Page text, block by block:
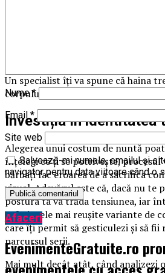
Pe de altă parte, când cauți
uita doar la culoare. Privește cum
Dacă observi cute orizontale sau
ceafă, înseamnă că acea piesă nu
Un specialist îți va spune că haina
corpului, nu să încerce să o
Investiția în identitatea
Alegerea unui costum de nuntă
înțelegi ce ți se potrivește, procesul
bărbați fac eroarea de a sacrifica
vizual. Adevărul este că, dacă nu te
postura ta va trăda tensiunea, iar
suferi. Cele mai reușite variante de
care îți permit să gesticulezi și să fii
parcursul serii.
Mai mult decât atât, când analizezi
Nume*
Email*
Site web
Salvează-mi numele, emailul și
navigator pentru data viitoare când o
Afaceri
EvenimenteGratuite.ro